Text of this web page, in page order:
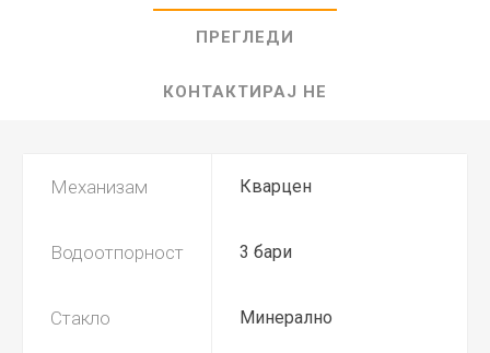
ПРЕГЛЕДИ
КОНТАКТИРАЈ НЕ
Механизам Кварцен
Водоотпорност 3 бари
Стакло Минерално